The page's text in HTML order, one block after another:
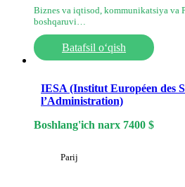
Biznes va iqtisod, kommunikatsiya va
boshqaruvi…
Batafsil o‘qish
IESA (Institut Européen des
l’Administration)
Boshlang'ich narx 7400 $
Parij